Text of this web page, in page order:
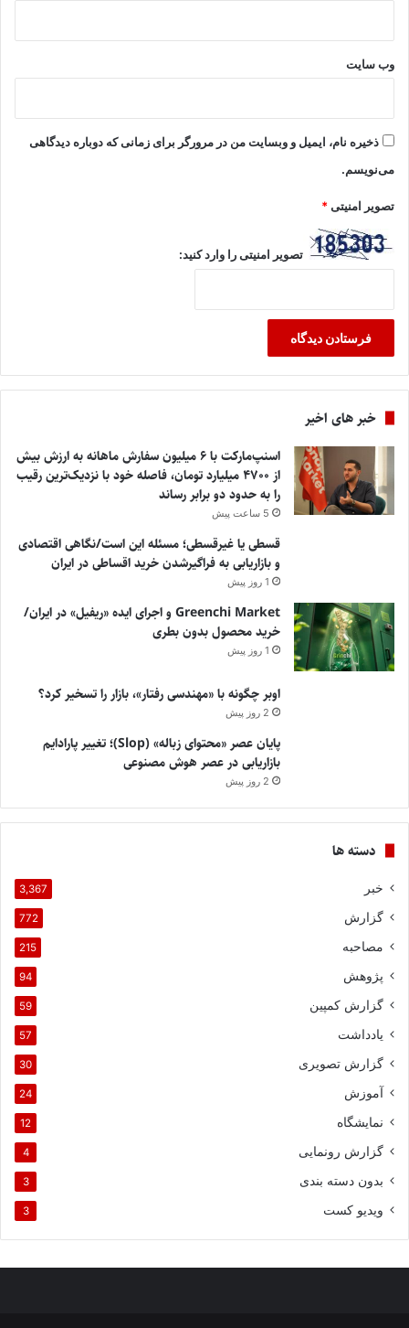
وب‌ سایت
ذخیره نام، ایمیل و وبسایت من در مرورگر برای زمانی که دوباره دیدگاهی
می‌نویسم.
تصویر امنیتی*
تصویر امنیتی را وارد کنید:
خبر های اخیر
اسنپ‌مارکت با ۶ میلیون سفارش ماهانه به ارزش بیش
از ۴۷۰۰ میلیارد تومان، فاصله خود با نزدیک‌ترین رقیب
را به حدود دو برابر رساند
5 ساعت پیش
قسطی یا غیرقسطی؛ مسئله این است/نگاهی اقتصادی
و بازاریابی به فراگیرشدن خرید اقساطی در ایران
1 روز پیش
Greenchi Market و اجرای ایده «ریفیل» در ایران/
خرید محصول بدون بطری
1 روز پیش
اوبر چگونه با «مهندسی رفتار»، بازار را تسخیر کرد؟
2 روز پیش
پایان عصر «محتوای زباله» (Slop)؛ تغییر پارادایم
بازاریابی در عصر هوش مصنوعی
2 روز پیش
دسته ها
خبر 3,367
گزارش 772
مصاحبه 215
پژوهش 94
گزارش کمپین 59
یادداشت 57
گزارش تصویری 30
آموزش 24
نمایشگاه 12
گزارش رونمایی 4
بدون دسته بندی 3
ویدیو کست 3